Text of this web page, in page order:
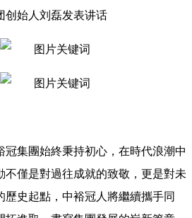
创始人刘磊发表讲话
冠集團始終秉持初心，在時代浪潮中
不僅是對過往成就的致敬，更是對未
歷史起點，中裕冠人將繼續攜手同